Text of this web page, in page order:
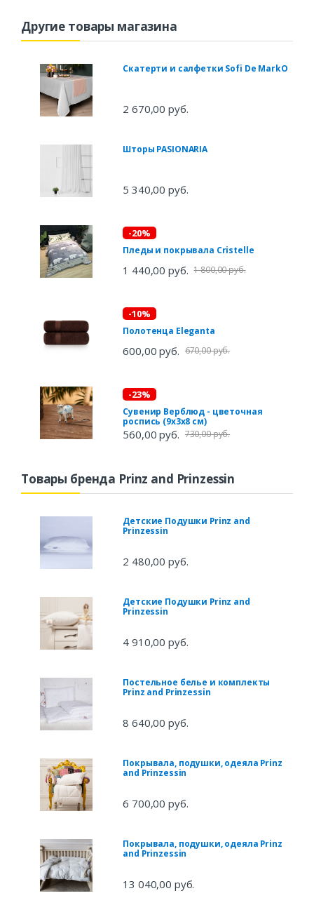
Другие товары магазина
Скатерти и салфетки Sofi De MarkO
2 670,00 руб.
Шторы PASIONARIA
5 340,00 руб.
-20%
Пледы и покрывала Cristelle
1 440,00 руб. 1 800,00 руб.
-10%
Полотенца Eleganta
600,00 руб. 670,00 руб.
-23%
Сувенир Верблюд - цветочная
роспись (9х3х8 см)
560,00 руб. 730,00 руб.
Товары бренда Prinz and Prinzessin
Детские Подушки Prinz and
Prinzessin
2 480,00 руб.
Детские Подушки Prinz and
Prinzessin
4 910,00 руб.
Постельное белье и комплекты
Prinz and Prinzessin
8 640,00 руб.
Покрывала, подушки, одеяла Prinz
and Prinzessin
6 700,00 руб.
Покрывала, подушки, одеяла Prinz
and Prinzessin
13 040,00 руб.